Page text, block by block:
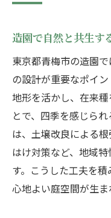
造園で自然と共生す
東京都青梅市の造園
の設計が重要なポイ
地形を活かし、在来
とで、四季を感じら
は、土壌改良による
はけ対策など、地域
す。こうした工夫を
心地よい庭空間が生ま